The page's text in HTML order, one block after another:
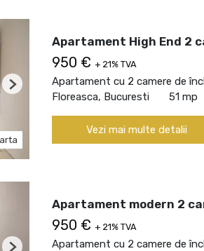
Next
Apartament High End 2
950 € + 21% TVA
Apartament cu 2 camere de
Floreasca, Bucuresti
51 mp
Vezi mai multe detalii
Apartament modern 2
950 € + 21% TVA
Apartament cu 2 camere de